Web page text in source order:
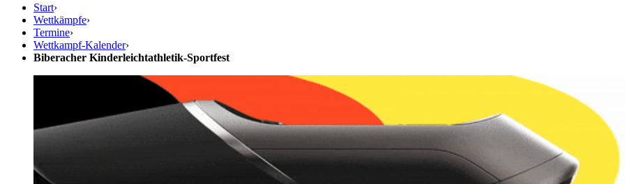
Start›
Wettkämpfe›
Termine›
Wettkampf-Kalender›
Biberacher Kinderleichtathletik-Sportfest